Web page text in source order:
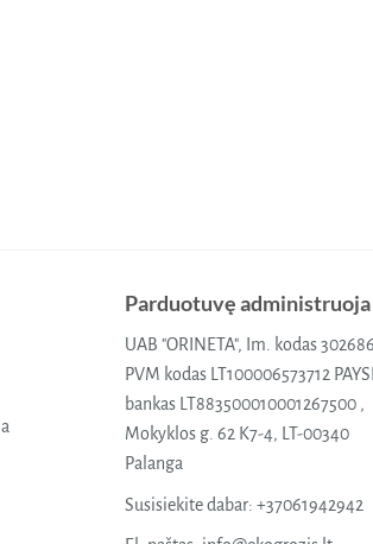
Parduotuvę administruoja
UAB "ORINETA", Im. kodas
PVM kodas LT100006573712
bankas LT883500010001267500 ,
Mokyklos g. 62 K7-4, LT-00340
Palanga
Susisiekite dabar: +37061942942